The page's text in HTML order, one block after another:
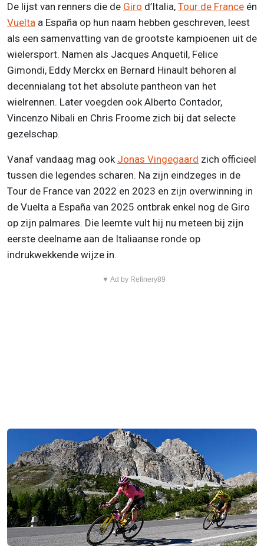
De lijst van renners die de Giro d’Italia, Tour de France én
Vuelta a España op hun naam hebben geschreven, leest
als een samenvatting van de grootste kampioenen uit de
wielersport. Namen als Jacques Anquetil, Felice
Gimondi, Eddy Merckx en Bernard Hinault behoren al
decennialang tot het absolute pantheon van het
wielrennen. Later voegden ook Alberto Contador,
Vincenzo Nibali en Chris Froome zich bij dat selecte
gezelschap.
Vanaf vandaag mag ook Jonas Vingegaard zich officieel
tussen die legendes scharen. Na zijn eindzeges in de
Tour de France van 2022 en 2023 en zijn overwinning in
de Vuelta a España van 2025 ontbrak enkel nog de Giro
op zijn palmares. Die leemte vult hij nu meteen bij zijn
eerste deelname aan de Italiaanse ronde op
indrukwekkende wijze in.
▼ Ad by Refinery89